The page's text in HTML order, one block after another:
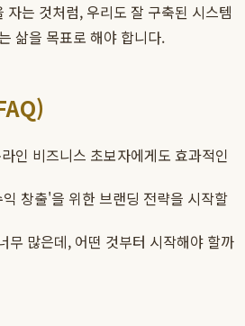
는 것처럼, 우리도 잘 구축된 시스템
삶을 목표로 해야 합니다.
인 비즈니스 초보자에게도 효과적인
창출'을 위한 브랜딩 전략을 시작할
무 많은데, 어떤 것부터 시작해야 할까